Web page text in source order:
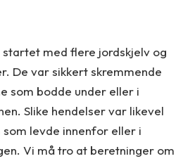
startet med flere jordskjelv og
De var sikkert skremmende
som bodde under eller i
Slike hendelser var likevel
levde innenfor eller i
Vi må tro at beretninger om